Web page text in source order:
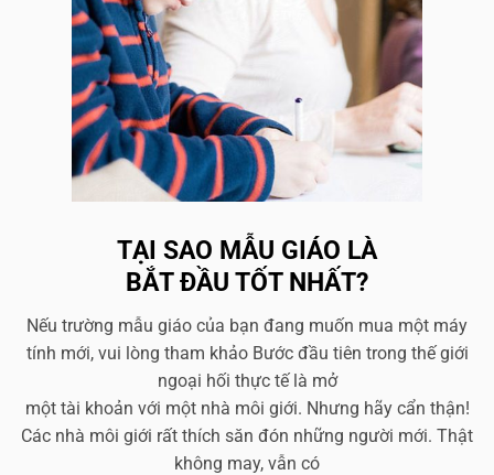
TẠI SAO MẪU GIÁO LÀ
BẮT ĐẦU TỐT NHẤT?
Nếu trường mẫu giáo của bạn đang muốn mua một máy
tính mới, vui lòng tham khảo Bước đầu tiên trong thế giới
ngoại hối thực tế là mở
một tài khoản với một nhà môi giới. Nhưng hãy cẩn thận!
Các nhà môi giới rất thích săn đón những người mới. Thật
không may, vẫn có